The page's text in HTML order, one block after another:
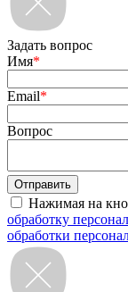
Задать вопрос
Имя*
Email*
Вопрос
Нажимая на
обработку
обработки